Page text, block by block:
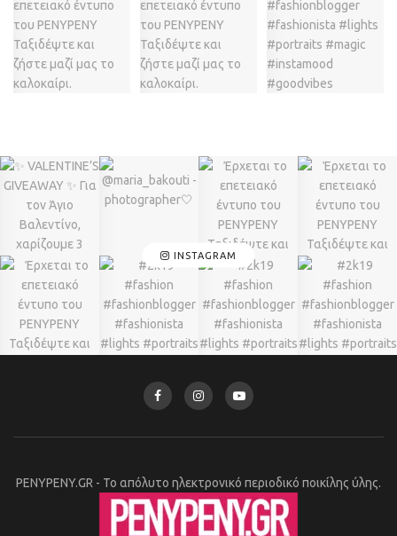
INSTAGRAM
PENYPENY.GR - Το απόλυτο ηλεκτρονικό περιοδικό ποικίλης ύλης.